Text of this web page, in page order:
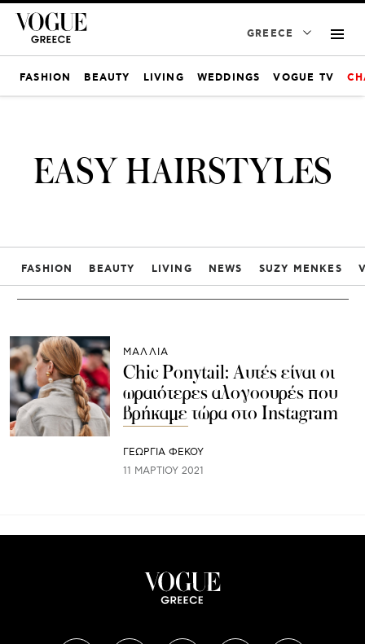
GREECE
FASHION BEAUTY LIVING WEDDINGS VOGUE TV
EASY HAIRSTYLES
FASHION BEAUTY LIVING NEWS SUZY MENKES
ΜΑΛΛΙΑ
Chic Ponytail: Αυτές είναι οι
ωραιότερες αλογοουρές που
βρήκαμε τώρα στο Instagram
ΓΕΩΡΓΙΑ ΦΕΚΟΥ
11 ΜΑΡΤΊΟΥ 2021